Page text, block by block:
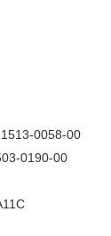
0058-00
0190-00